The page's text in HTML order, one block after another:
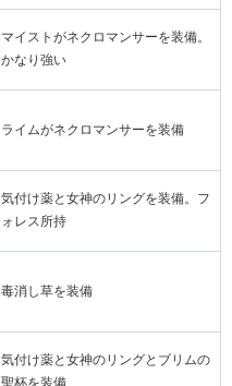
マイストがネクロマンサーを装備。
かなり強い
ライムがネクロマンサーを装備
気付け薬と女神のリングを装備。フ
ォレス所持
毒消し草を装備
気付け薬と女神のリングとブリムの
聖杯を装備